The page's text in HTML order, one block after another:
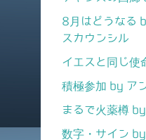
8月はどうなる
スカウンシル
イエスと同じ使
積極参加 by ア
まるで火薬樽
数字・サイン